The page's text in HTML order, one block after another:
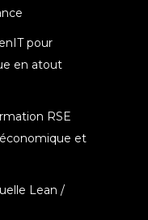
pour
en atout
RSE
et
Lean /